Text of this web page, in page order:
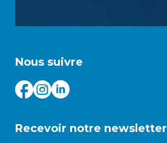
Nous suivre
Recevoir notre newsletter